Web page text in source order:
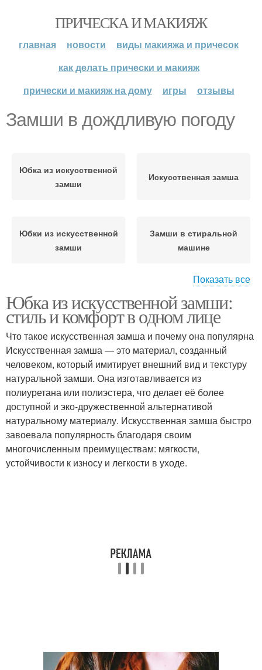
ПРИЧЕСКА И МАКИЯЖ
главная новости
виды макияжа и причесок
как делать прически и макияж
прически и макияж на дому
игры отзывы
Замши в дождливую погоду
Юбка из искусственной
замши
Искусственная замша
Юбки из искусственной
замши
Замши в стиральной
машине
Замша для создания
Замши в холодное
время
Замши с обувью
Юбка из натуральной
замши
Натуральная замша
Юбки из натуральной
замши
Показать все
Юбка из искусственной замши:
стиль и комфорт в одном лице
Что такое искусственная замша и почему она популярна
Искусственная замша — это материал, созданный
человеком, который имитирует внешний вид и текстуру
натуральной замши. Она изготавливается из
полиуретана или полиэстера, что делает её более
доступной и эко-дружественной альтернативой
натуральному материалу. Искусственная замша быстро
завоевала популярность благодаря своим
многочисленным преимуществам: мягкости,
устойчивости к износу и легкости в уходе.